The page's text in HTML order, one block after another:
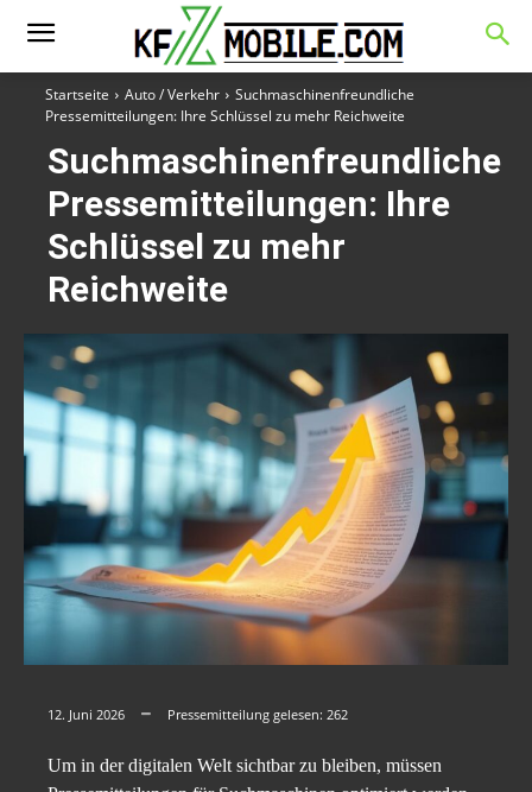
Startseite Auto / Verkehr
Suchmaschinenfreundliche
Pressemitteilungen: Ihre Schlüssel zu mehr Reichweite
Suchmaschinenfreundliche
Pressemitteilungen: Ihre
Schlüssel zu mehr
Reichweite
12. Juni 2026 Pressemitteilung gelesen: 262
Um in der digitalen Welt sichtbar zu bleiben, müssen